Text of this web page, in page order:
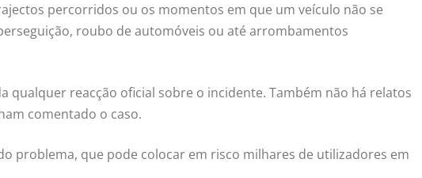
percorridos ou os momentos em que um veículo não se
roubo de automóveis ou até arrombamentos
qualquer reacção oficial sobre o incidente. Também não há relatos
comentado o caso.
problema, que pode colocar em risco milhares de utilizadores em